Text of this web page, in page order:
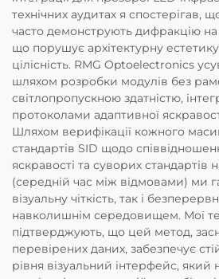
технічних аудитах я спостерігав,
часто демонструють дифракцію
що порушує архітектурну
цілісність. RMG Optoelectronics
шляхом розробки модулів без
світлопропускною здатністю,
протоколами адаптивної
Шляхом верифікації кожного
стандартів SID щодо
яскравості та суворих стандартів
(середній час між відмовами) ми
візуальну чіткість, так і
навколишнім середовищем. Мої
підтверджують, що цей метод,
перевірених даних, забезпечує
рівня візуальний інтерфейс, який